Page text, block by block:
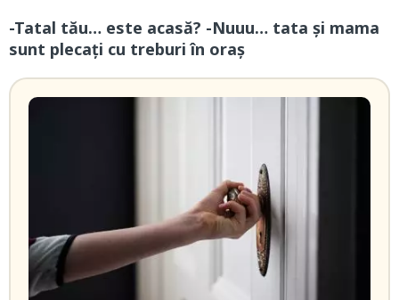
-Tatal tău… este acasă? -Nuuu… tata și mama
sunt plecați cu treburi în oraș